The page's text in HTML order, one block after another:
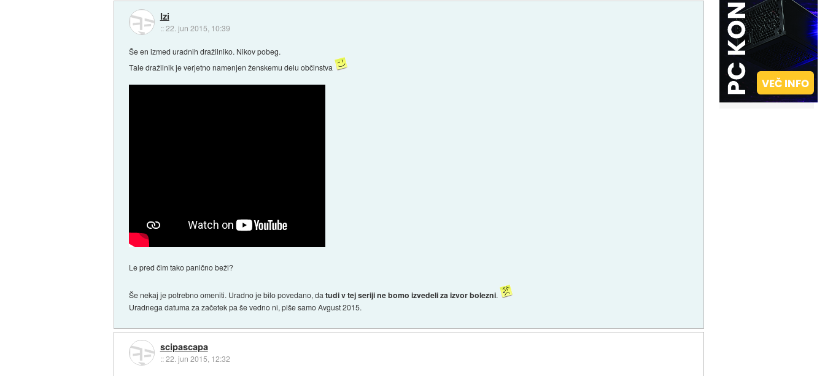
Izi
::22. jun 2015, 10:39
Še en izmed uradnih dražilniko. Nikov pobeg.
Tale dražilnik je verjetno namenjen ženskemu delu občinstva
Le pred čim tako panično beži?
Še nekaj je potrebno omeniti. Uradno je bilo povedano, datudi v tej seriji ne bomo izvedeli za izvor bolezni.
Uradnega datuma za začetek pa še vedno ni, piše samo Avgust 2015.
scipascapa
::22. jun 2015, 12:32